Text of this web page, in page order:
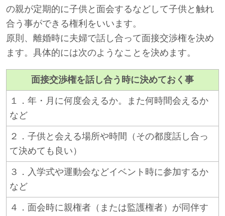
の親が定期的に子供と面会するなどして子供と触れ
合う事ができる権利をいいます。
原則、離婚時に夫婦で話し合って面接交渉権を決め
ます。具体的には次のようなことを決めます。
面接交渉権を話し合う時に決めておく事
１．年・月に何度会えるか。また何時間会えるか
など
２．子供と会える場所や時間（その都度話し合っ
て決めても良い）
３．入学式や運動会などイベント時に参加するか
など
４．面会時に親権者（または監護権者）が同伴す